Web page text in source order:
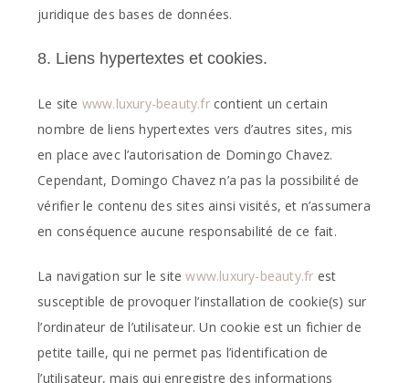
juridique des bases de données.
8. Liens hypertextes et cookies.
Le site www.luxury-beauty.frcontient un certain
nombre de liens hypertextes vers d’autres sites, mis
en place avec l’autorisation de Domingo Chavez.
Cependant, Domingo Chavez n’a pas la possibilité de
vérifier le contenu des sites ainsi visités, et n’assumera
en conséquence aucune responsabilité de ce fait.
La navigation sur le sitewww.luxury-beauty.fr est
susceptible de provoquer l’installation de cookie(s) sur
l’ordinateur de l’utilisateur. Un cookie est un fichier de
petite taille, qui ne permet pas l’identification de
l’utilisateur, mais qui enregistre des informations